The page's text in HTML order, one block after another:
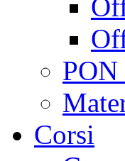
PON
Corsi